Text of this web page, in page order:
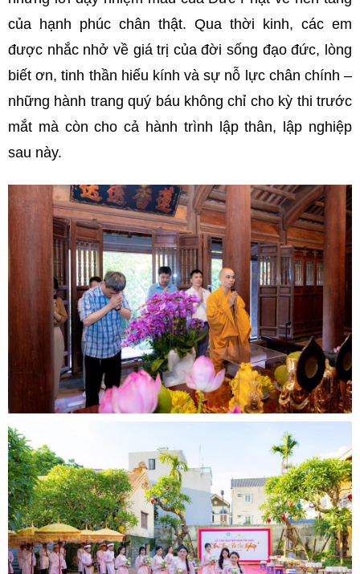
của hạnh phúc chân thật. Qua thời kinh, các em
được nhắc nhở về giá trị của đời sống đạo đức, lòng
biết ơn, tinh thần hiếu kính và sự nỗ lực chân chính –
những hành trang quý báu không chỉ cho kỳ thi trước
mắt mà còn cho cả hành trình lập thân, lập nghiệp
sau này.